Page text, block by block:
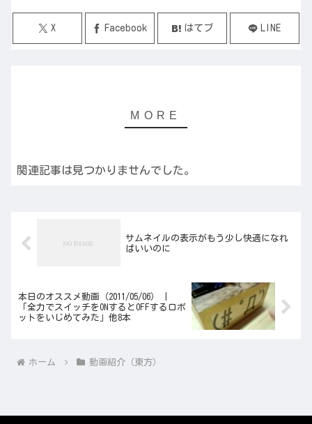
X Facebook はてブ LINE
関連記事は見つかりませんでした。
サムネイルの表示がもう少し快適になれ
ばいいのに
本日のオススメ動画（2011/05/06） |
「全力でスイッチをONするとOFFするロボ
ットをいじめてみた」他8本
ホーム 動画紹介（東方）